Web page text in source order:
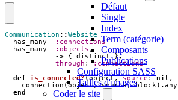
Défaut
Single
Index
Term (catégorie)
Composants
Publications
Configuration SASS
Tailles d'images
Coder le site
Communication ::Website
has_many
:connections
has_many
:objects ,
->
{ distinct },
through :
:connections
def
is_connected?(object, source: nil ,
connection (object, source, block ) .
end